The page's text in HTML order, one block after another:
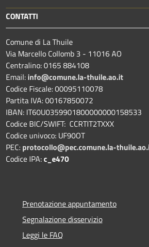
CONTATTI
Comune di La Thuile
Via Marcello Collomb 3 - 11016 AO
Centralino: 0165 884108
Email: info@comune.la-thuile.ao.it
Codice Fiscale: 00095110078
Partita IVA: 00167850072
IBAN: IT60U0359901800000000158533
Codice BIC/SWIFT: CCRTIT2TXXX
Codice univoco: UF90OT
PEC: protocollo@pec.comune.la-
Codice IPA:c_e470
Prenotazione appuntamento
Segnalazione disservizio
Leggi le FAQ